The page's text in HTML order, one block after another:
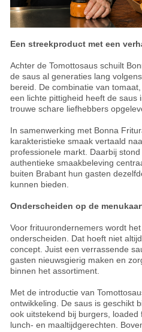
Een streekproduct met een
Achter de Tomottosaus schuilt
de saus al generaties lang
bereid. De combinatie van
een lichte pittigheid heeft de saus
trouwe schare liefhebbers
In samenwerking met Bonna
karakteristieke smaak vertaald
professionele markt. Daarbij
authentieke smaakbeleving
buiten Brabant hun gasten
kunnen bieden.
Onderscheiden op de
Voor frituurondernemers wordt
onderscheiden. Dat hoeft niet
concept. Juist een verrassende
gasten nieuwsgierig maken en
binnen het assortiment.
Met de introductie van
ontwikkeling. De saus is geschikt
ook uitstekend bij burgers,
lunch- en maaltijdgerechten.